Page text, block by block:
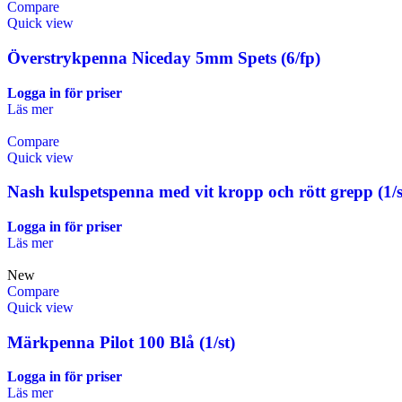
Compare
Quick view
Överstrykpenna Niceday 5mm Spets (6/fp)
Logga in för priser
Läs mer
Compare
Quick view
Nash kulspetspenna med vit kropp och rött grepp (1/
Logga in för priser
Läs mer
New
Compare
Quick view
Märkpenna Pilot 100 Blå (1/st)
Logga in för priser
Läs mer